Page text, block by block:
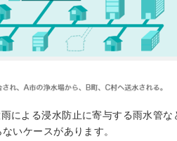
による浸水防止に寄与する雨水管
いケースがあります。